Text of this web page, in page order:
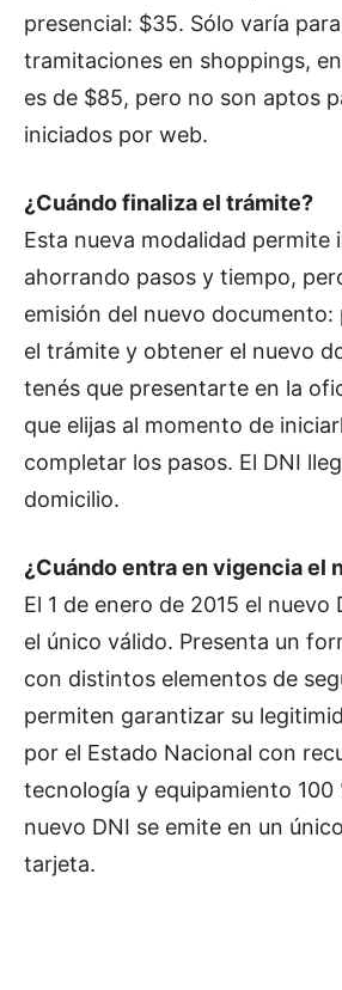
presencial: $35. Sólo varía
tramitaciones en shoppings,
es de $85, pero no son aptos
iniciados por web.
¿Cuándo finaliza el trámite?
Esta nueva modalidad permite
ahorrando pasos y tiempo,
emisión del nuevo
el trámite y obtener el nuevo
tenés que presentarte en la
que elijas al momento de
completar los pasos. El DNI
domicilio.
¿Cuándo entra en vigencia el
El 1 de enero de 2015 el nuevo
el único válido. Presenta un
con distintos elementos de
permiten garantizar su
por el Estado Nacional con
tecnología y equipamiento 100
nuevo DNI se emite en un
tarjeta.